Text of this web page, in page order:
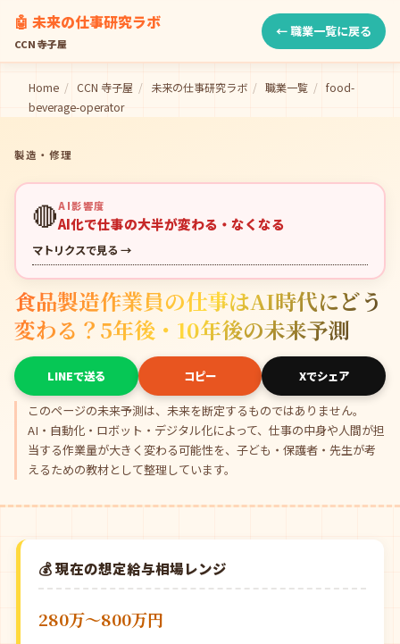
🤖 未来の仕事研究ラボ
CCN 寺子屋
← 職業一覧に戻る
Home / CCN 寺子屋 / 未来の仕事研究ラボ / 職業一覧 / food-
beverage-operator
製造・修理
🔴AI影響度
AI化で仕事の大半が変わる・なくなる
マトリクスで見る →
食品製造作業員の仕事はAI時代にどう
変わる？5年後・10年後の未来予測
LINEで送る コピー Xでシェア
このページの未来予測は、未来を断定するものではありません。
AI・自動化・ロボット・デジタル化によって、仕事の中身や人間が担
当する作業量が大きく変わる可能性を、子ども・保護者・先生が考
えるための教材として整理しています。
💰 現在の想定給与相場レンジ
280万〜800万円